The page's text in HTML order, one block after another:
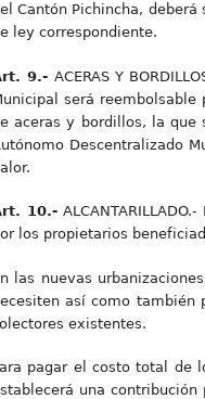
Cantón Pichincha,
ley correspondiente.
9.-ACERAS Y
será
aceras y bordillos, la que
Descentralizado
10.-
los propietarios
las nuevas
así como también
existentes.
pagar el costo total de
una